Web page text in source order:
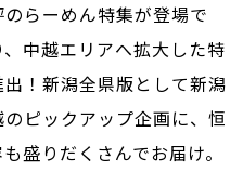
らーめん特集が登場で
中越エリアへ拡大した特
！新潟全県版として新潟
ピックアップ企画に、恒
盛りだくさんでお届け。